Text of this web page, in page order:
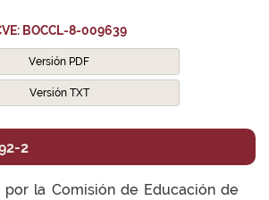
BOCCL-8-009639
Versión PDF
Versión TXT
2
por la Comisión de Educación de